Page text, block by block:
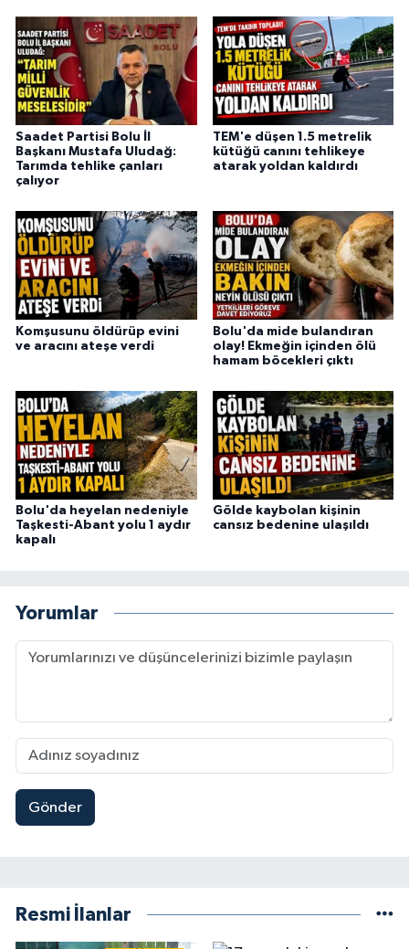
Saadet Partisi Bolu İl
Başkanı Mustafa Uludağ:
Tarımda tehlike çanları
çalıyor
TEM'e düşen 1.5 metrelik
kütüğü canını tehlikeye
atarak yoldan kaldırdı
Komşusunu öldürüp evini
ve aracını ateşe verdi
Bolu'da mide bulandıran
olay! Ekmeğin içinden ölü
hamam böcekleri çıktı
Bolu'da heyelan nedeniyle
Taşkesti-Abant yolu 1 aydır
kapalı
Gölde kaybolan kişinin
cansız bedenine ulaşıldı
Yorumlar
Gönder
Resmi İlanlar